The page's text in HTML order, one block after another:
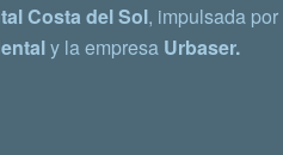
Costa del Sol, impulsada por
y la empresa Urbaser.